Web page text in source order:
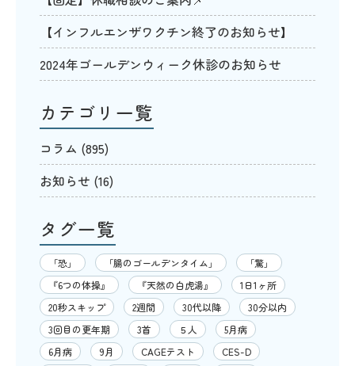
【インフルエンザワクチン終了のお知らせ】
2024年ゴールデンウィーク休診のお知らせ
カテゴリ一覧
コラム (895)
お知らせ (16)
タグ一覧
「恐」 「腸のゴールデンタイム」
「驚」
『6つの体操』
『天然の白虎湯』
1日1ヶ所
20秒スキップ
2週間 30代以降
30分以内
3回目の更年期
3首 ５人
5月病
6月病
9月 CAGEテスト
CES-D